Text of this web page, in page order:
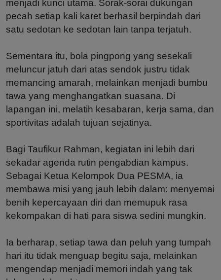
menjadi kunci utama. Sorak-sorai dukungan
pecah setiap kali karet berhasil berpindah dari
satu sedotan ke sedotan lain tanpa terjatuh.
Sementara itu, bola pingpong yang sesekali
meluncur jatuh dari atas sendok justru tidak
memancing amarah, melainkan menjadi bumbu
tawa yang menghangatkan suasana. Di
lapangan ini, melatih kesabaran, kerja sama, dan
sportivitas adalah tujuan sejatinya.
Bagi Taufikur Rahman, kegiatan ini lebih dari
sekadar agenda rutin pengabdian kampus.
Sebagai Ketua Kelompok Dua PESMA, ia
membawa misi yang jauh lebih dalam: menyemai
benih kepercayaan diri dan memupuk rasa
kekompakan di hati para siswa sedini mungkin.
Ia berharap, setiap tawa dan peluh yang tumpah
hari itu tidak menguap begitu saja, melainkan
mengendap menjadi memori indah yang tak